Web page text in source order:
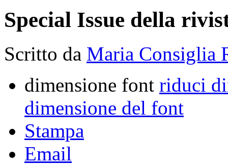
Special Issue della
Scritto da Maria Consiglia
dimensione font riduci
dimensione del font
Stampa
Email